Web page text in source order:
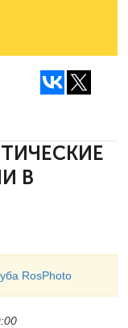
В
RosPhoto